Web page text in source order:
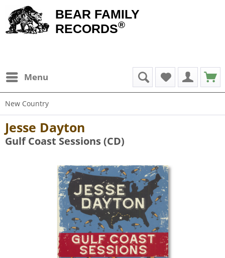
BEAR FAMILY
RECORDS®
Menu
New Country
Jesse Dayton
Gulf Coast Sessions (CD)